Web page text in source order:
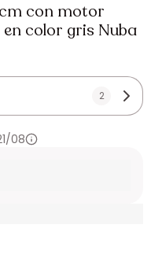
cm con motor
color gris Nuba
2
08